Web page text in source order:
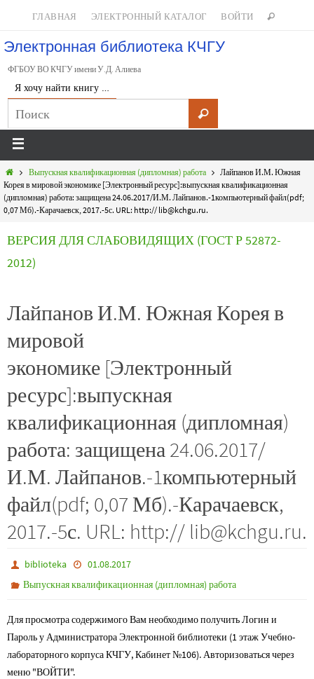
ГЛАВНАЯ ЭЛЕКТРОННЫЙ КАТАЛОГ ВОЙТИ
Электронная библиотека КЧГУ
ФГБОУ ВО КЧГУ имени У.Д. Алиева
Я хочу найти книгу …
Выпускная квалификационная (дипломная) работа
Лайпанов И.М. Южная
Корея в мировой экономике [Электронный ресурс]:выпускная квалификационная
(дипломная) работа: защищена 24.06.2017/И.М. Лайпанов.-1компьютерный файл(pdf;
0,07 Мб).-Карачаевск, 2017.-5с. URL: http:// lib@kchgu.ru.
ВЕРСИЯ ДЛЯ СЛАБОВИДЯЩИХ (ГОСТ Р 52872-
2012)
Лайпанов И.М. Южная Корея в
мировой
экономике [Электронный
ресурс]:выпускная
квалификационная (дипломная)
работа: защищена 24.06.2017/
И.М. Лайпанов.-1компьютерный
файл(pdf; 0,07 Мб).-Карачаевск,
2017.-5с. URL: http:// lib@kchgu.ru.
biblioteka
01.08.2017
Выпускная квалификационная (дипломная) работа
Для просмотра содержимого Вам необходимо получить Логин и
Пароль у Администратора Электронной библиотеки (1 этаж Учебно-
лабораторного корпуса КЧГУ, Кабинет №106). Авторизоваться через
меню "ВОЙТИ".